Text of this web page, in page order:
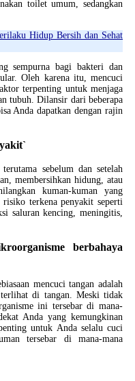
toilet umum, sedangkan
Hidup Bersih dan Sehat
sempurna bagi bakteri dan
Oleh karena itu, mencuci
terpenting untuk menjaga
tubuh. Dilansir dari beberapa
Anda dapatkan dengan rajin
sebelum dan setelah
membersihkan hidung, atau
kuman-kuman yang
terkena penyakit seperti
saluran kencing, meningitis,
berbahaya
mencuci tangan adalah
di tangan. Meski tidak
ini tersebar di mana-
Anda yang kemungkinan
untuk Anda selalu cuci
tersebar di mana-mana